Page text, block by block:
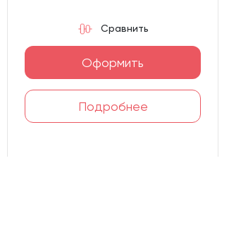
Оформить
Подробнее
Сравнить